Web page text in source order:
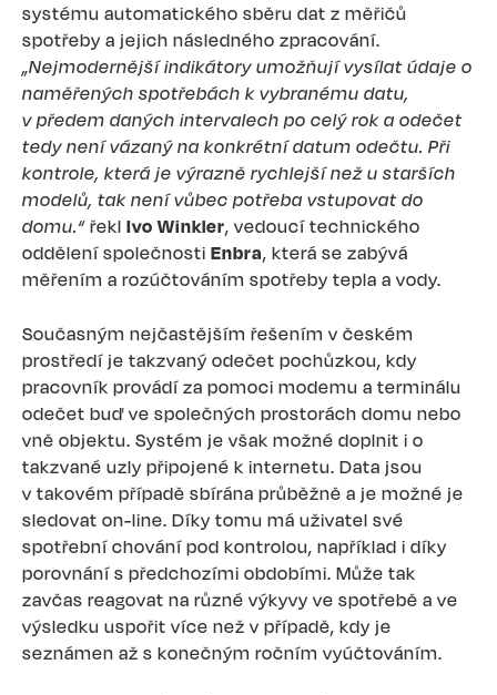
systému automatického sběru dat z měřičů
spotřeby a jejich následného zpracování.
„Nejmodernější indikátory umožňují vysílat údaje o
naměřených spotřebách k vybranému datu,
v předem daných intervalech po celý rok a odečet
tedy není vázaný na konkrétní datum odečtu. Při
kontrole, která je výrazně rychlejší než u starších
modelů, tak není vůbec potřeba vstupovat do
domu.“ řekl Ivo Winkler, vedoucí technického
oddělení společnosti Enbra, která se zabývá
měřením a rozúčtováním spotřeby tepla a vody.
Současným nejčastějším řešením v českém
prostředí je takzvaný odečet pochůzkou, kdy
pracovník provádí za pomoci modemu a terminálu
odečet buď ve společných prostorách domu nebo
vně objektu. Systém je však možné doplnit i o
takzvané uzly připojené k internetu. Data jsou
v takovém případě sbírána průběžně a je možné je
sledovat on-line. Díky tomu má uživatel své
spotřební chování pod kontrolou, například i díky
porovnání s předchozími obdobími. Může tak
zavčas reagovat na různé výkyvy ve spotřebě a ve
výsledku uspořit více než v případě, kdy je
seznámen až s konečným ročním vyúčtováním.